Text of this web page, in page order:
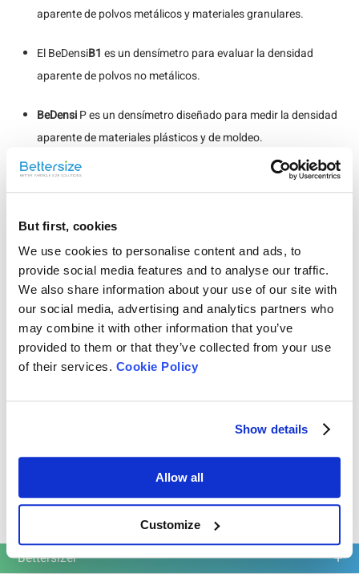
But first, cookies
We use cookies to personalise content and ads, to
provide social media features and to analyse our traffic.
We also share information about your use of our site with
our social media, advertising and analytics partners who
may combine it with other information that you’ve
provided to them or that they’ve collected from your use
of their services. Cookie Policy
Show details
Allow all
Customize
aparente de polvos metálicos y materiales granulares.
El BeDensiB1 es un densímetro para evaluar la densidad
aparente de polvos no metálicos.
BeDensiP es un densímetro diseñado para medir la densidad
aparente de materiales plásticos y de moldeo.
BeDensiAR es un aparato diseñado para medir con precisión
aparente y el caudal en polvos farmacéuticos y metálicos.
Seleccionando cualquiera de los instrumentos de la serie BeDensi,
puede probar la densidad de toma, la densidad aparente y la
fluidez de diferentes muestras de polvo.
Aparatos de ensayo de polvos
Read more
Bettersizer